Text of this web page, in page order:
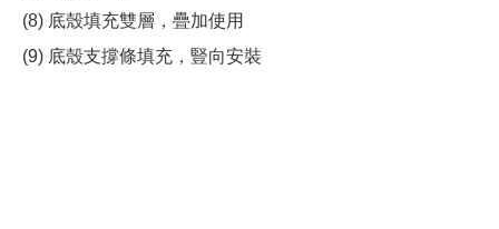
(8) 底殼填充雙層，疊加使用
(9) 底殼支撐條填充，豎向安裝